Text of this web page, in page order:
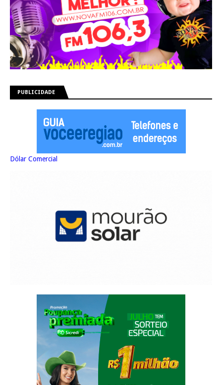
PUBLICIDADE
Dólar Comercial